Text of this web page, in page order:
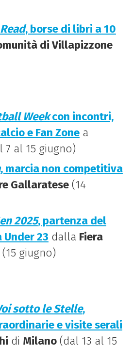
, borse di libri a 10
di Villapizzone
Weekcon incontri,
e Fan Zonea
7 al 15 giugno)
, marcia non competitiva
Gallaratese(14
2025, partenza del
23 dalla Fiera
giugno)
sotto le Stelle,
e visite serali
di Milano(dal 13 al 15